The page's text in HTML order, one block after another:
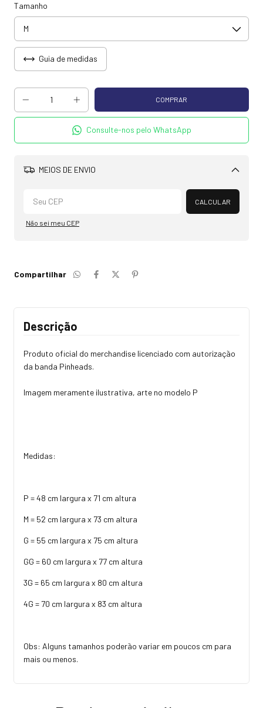
Tamanho
Guia de medidas
Consulte-nos pelo WhatsApp
MEIOS DE ENVIO
Alterar CEP
CALCULAR
Não sei meu CEP
Compartilhar
Descrição
Produto oficial do merchandise licenciado com autorização
da banda Pinheads.
Imagem meramente ilustrativa, arte no modelo P
Medidas:
P = 48 cm largura x 71 cm altura
M = 52 cm largura x 73 cm altura
G = 55 cm largura x 75 cm altura
GG = 60 cm largura x 77 cm altura
3G = 65 cm largura x 80 cm altura
4G = 70 cm largura x 83 cm altura
Obs: Alguns tamanhos poderão variar em poucos cm para
mais ou menos.